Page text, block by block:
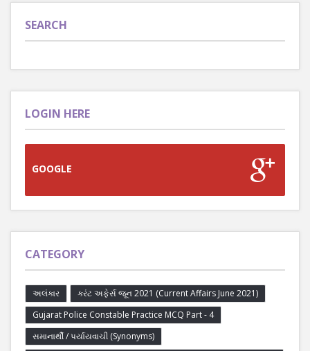
SEARCH
LOGIN HERE
GOOGLE
CATEGORY
અલંકાર
કરંટ અફેર્સ જૂન 2021 (Current Affairs June 2021)
Gujarat Police Constable Practice MCQ Part - 4
સમાનાર્થી / પર્યાયવાચી (Synonyms)